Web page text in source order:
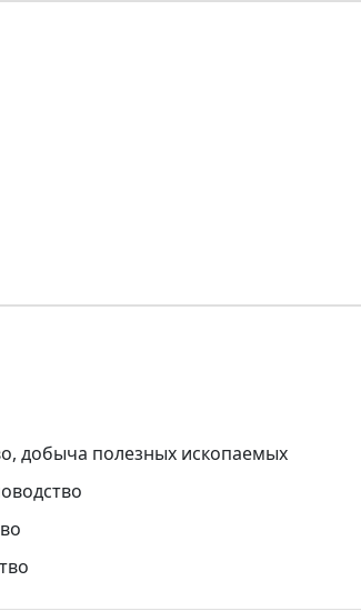
добыча полезных ископаемых